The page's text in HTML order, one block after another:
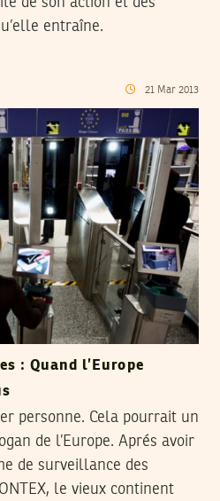
entraîne.
21 Mar 2013
: Quand l’Europe
personne. Cela pourrait un
de l’Europe. Aprés avoir
de surveillance des
le vieux continent